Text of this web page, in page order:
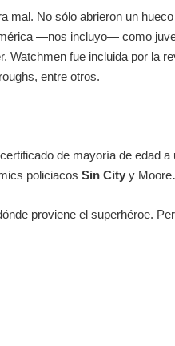
mal. No sólo abrieron un
—nos incluyo— como
Watchmen fue incluida por la
entre otros.
de mayoría de edad a
policiacosSin City y
proviene el superhéroe.